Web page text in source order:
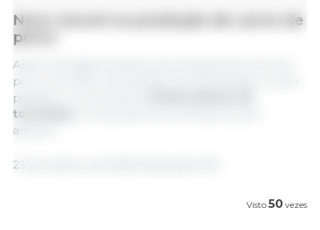
Novo record na produção de carne de
porco
Após uma ligeira quebra na produção de carne de
porco em 2024, a produção na China atingiu, no ano
passado, um recorde de
toneladas
anterior.
23 de Janeiro de 2026/ Redacção 333.
Visto 50 vezes